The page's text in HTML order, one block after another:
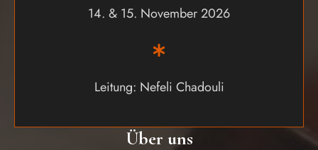
Über uns
14. & 15. November 2026
Leitung: Nefeli Chadouli